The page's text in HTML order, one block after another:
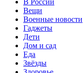
В России
Вещи
Военные новости
Гаджеты
Дети
Дом и сад
Еда
Звёзды